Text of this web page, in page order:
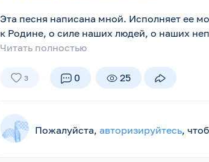
Эта песня написана мной. Исполняет ее
к Родине, о силе наших людей, о наших
Читать полностью
3 0 25
Пожалуйста,авторизируйтесь,